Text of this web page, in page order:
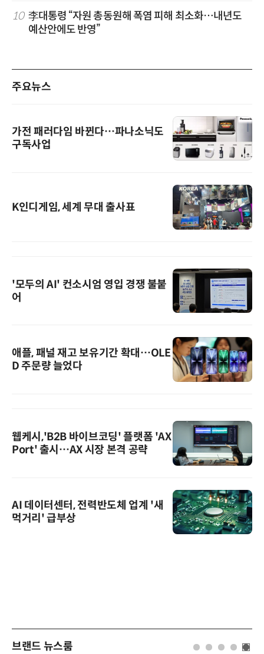
10 李대통령 “자원 총동원해 폭염 피해 최소화…내년도
예산안에도 반영”
주요뉴스
가전 패러다임 바뀐다…파나소닉도
구독사업
K인디게임, 세계 무대 출사표
'모두의 AI' 컨소시엄 영입 경쟁 불붙
어
애플, 패널 재고 보유기간 확대…OLE
D 주문량 늘었다
웹케시,'B2B 바이브코딩' 플랫폼 'AX
Port' 출시…AX 시장 본격 공략
AI 데이터센터, 전력반도체 업계 '새
먹거리' 급부상
브랜드 뉴스룸